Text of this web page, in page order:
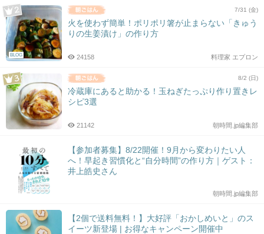
BLOG
7/31 (金)
火を使わず簡単！ポリポリ箸が止まらない「きゅう
りの生姜漬け」の作り方
料理家 エプロン
24158
8/2 (日)
冷蔵庫にあると助かる！玉ねぎたっぷり作り置きレ
シピ3選
朝時間.jp編集部
21142
【参加者募集】8/22開催！9月から変わりたい人
へ！早起き習慣化と“自分時間”の作り方｜ゲスト：
井上皓史さん
朝時間.jp編集部
【2個で送料無料！】大好評「おかしめいと」のス
イーツ新登場 | お得なキャンペーン開催中